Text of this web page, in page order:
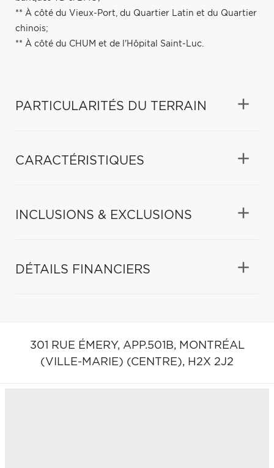
** À côté du Vieux-Port, du Quartier Latin et du Quartier
chinois;
** À côté du CHUM et de l'Hôpital Saint-Luc.
PARTICULARITÉS DU TERRAIN
CARACTÉRISTIQUES
INCLUSIONS & EXCLUSIONS
DÉTAILS FINANCIERS
301 RUE ÉMERY, APP.501B, MONTRÉAL
(VILLE-MARIE) (CENTRE), H2X 2J2